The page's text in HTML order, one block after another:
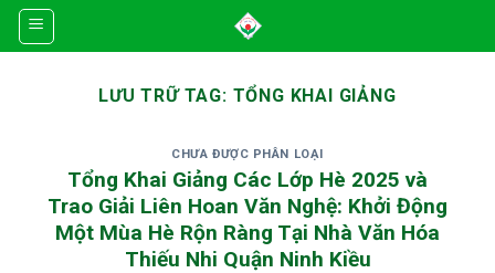
Skip
LƯU TRỮ TAG: TỔNG KHAI GIẢNG
CHƯA ĐƯỢC PHÂN LOẠI
Tổng Khai Giảng Các Lớp Hè 2025 và
Trao Giải Liên Hoan Văn Nghệ: Khởi Động
Một Mùa Hè Rộn Ràng Tại Nhà Văn Hóa
Thiếu Nhi Quận Ninh Kiều